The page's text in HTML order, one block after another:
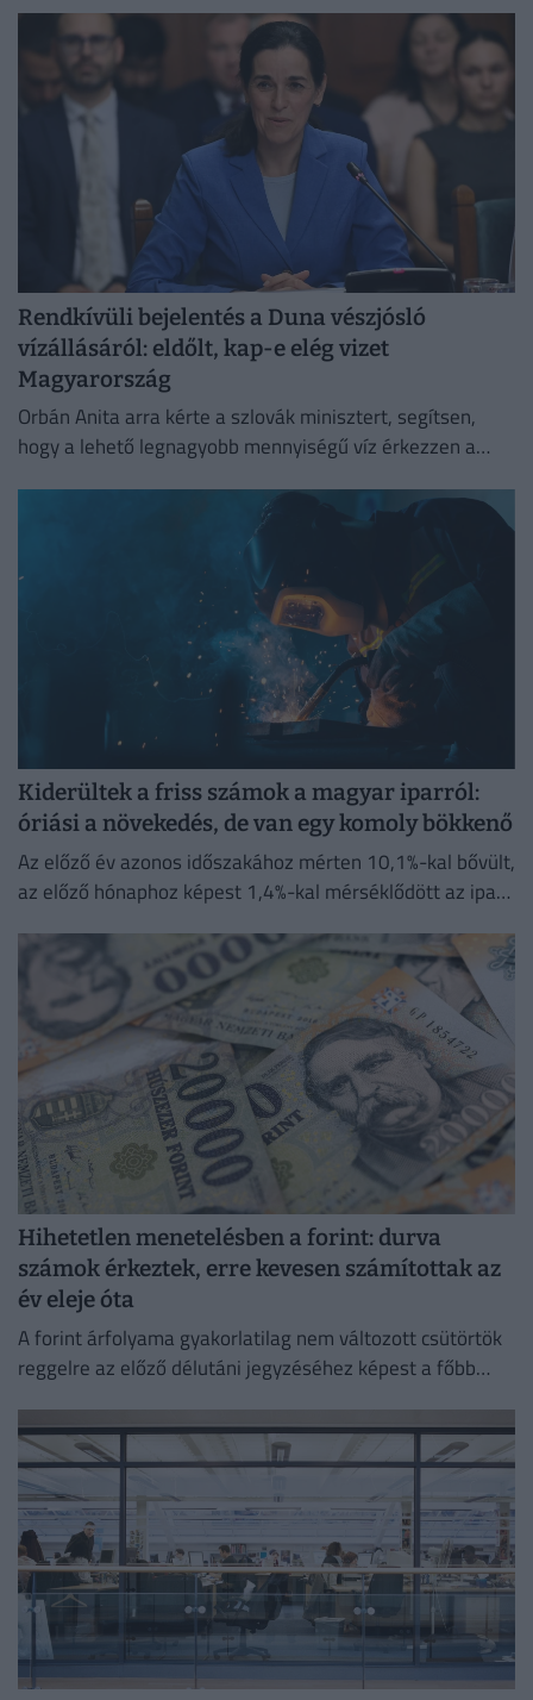
kamatvágását.
Rendkívüli bejelentés a Duna vészjósló
vízállásáról: eldőlt, kap-e elég vizet
Magyarország
Orbán Anita arra kérte a szlovák minisztert, segítsen,
hogy a lehető legnagyobb mennyiségű víz érkezzen a
Kiderültek a friss számok a magyar iparról:
óriási a növekedés, de van egy komoly bökkenő
Az előző év azonos időszakához mérten 10,1%-kal bővült,
az előző hónaphoz képest 1,4%-kal mérséklődött az ipari
Hihetetlen menetelésben a forint: durva
számok érkeztek, erre kevesen számítottak az
év eleje óta
A forint árfolyama gyakorlatilag nem változott csütörtök
reggelre az előző délutáni jegyzéséhez képest a főbb